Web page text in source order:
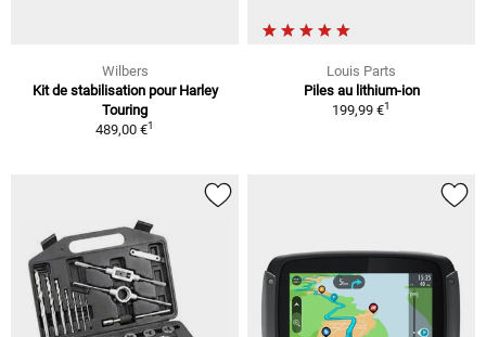
Wilbers
Kit de stabilisation pour Harley
Touring
489,00 €1
Louis Parts
Piles au lithium-ion
199,99 €1